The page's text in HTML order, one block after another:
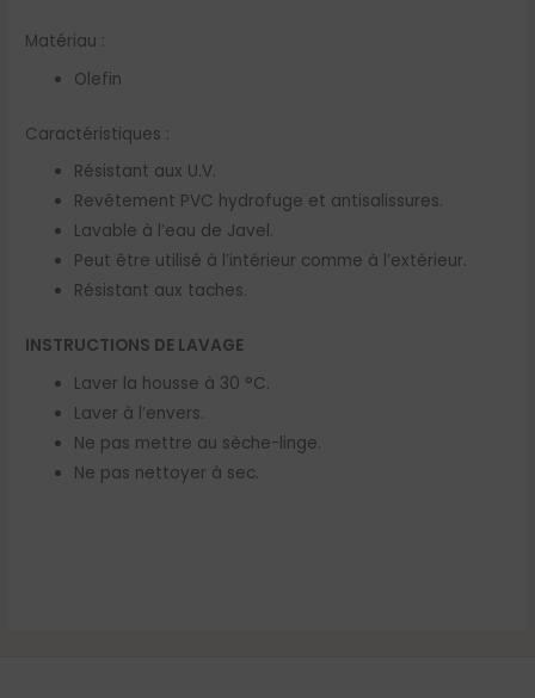
Matériau :
Olefin
Caractéristiques :
Résistant aux U.V.
Revêtement PVC hydrofuge et antisalissures.
Lavable à l’eau de Javel.
Peut être utilisé à l’intérieur comme à l’extérieur.
Résistant aux taches.
INSTRUCTIONS DE LAVAGE
Laver la housse à 30 °C.
Laver à l’envers.
Ne pas mettre au sèche-linge.
Ne pas nettoyer à sec.